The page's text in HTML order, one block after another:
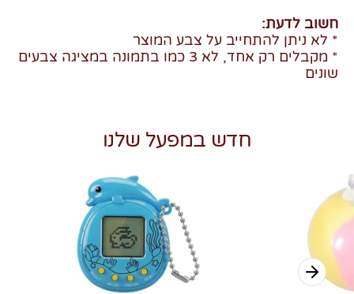
חשוב לדעת:
* לא ניתן להתחייב על צבע המוצר
* מקבלים רק אחד, לא 3 כמו בתמונה במציגה צבעים
שונים
חדש במפעל שלנו